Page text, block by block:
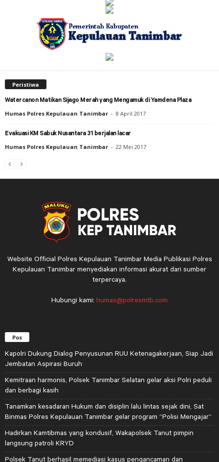
Peristiwa
Watercanon Matikan Sijago Merah yang Mengamuk di Yamdena Plaza
Humas Polres Kepulauan Tanimbar - 8 April 2017
Evakuasi KM Sabuk Nusantara 31 berjalan lacar
Humas Polres Kepulauan Tanimbar - 22 Mei 2017
Website Official Polres Kepulauan Tanimbar Media Publikasi Polres
Kepulauan Tanimbar menyediakan informasi akurat dari sumber
terpercaya.
Hubungi kami: humas@polresmtb.com
Pos
Kapolri Dukung Dialog Penyusunan RUU Ketenagakerjaan, Siap Jadi
Jembatan Aspirasi Buruh
Kemitraan harmonis, Polsek Tanimbar Selatan gelar aksi Polri peduli
dan berbagi kasih
Tanamkan kesadaran Hukum dan disiplin lalu lintas sejak dini, Sat
Binmas Polres Kepulauan Tanimbar gelar program “Polisi Mengajar”
Hadirkan Kamtibmas yang kondusif, Wakapolsek Tanut pimpin
langsung patroli KRYD
Polsek Tanut berhasil memediasi kasus pengancaman dan